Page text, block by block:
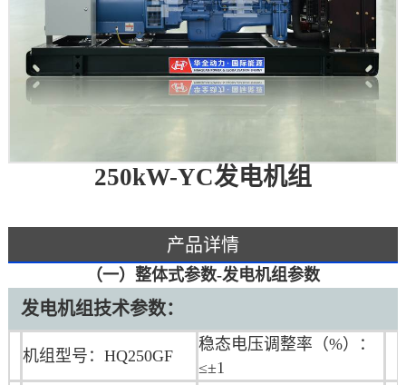
250kW-YC发电机组
产品详情
（一）整体式参数-发电机组参数
发电机组技术参数：
机组型号：HQ250GF
稳态电压调整率（%）：
≤±1